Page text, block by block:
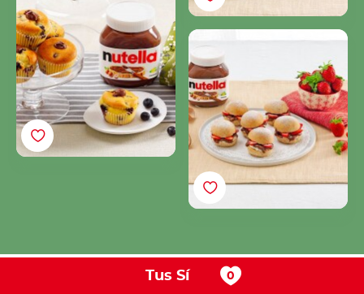
Nutella® y arándanos
Panecillos con Nutella®
Tus Sí